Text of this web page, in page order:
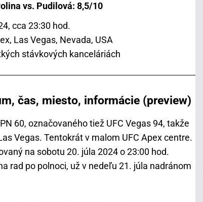
vs. Pudilová: 8,5/10
cca 23:30 hod.
Las Vegas, Nevada, USA
stávkových kanceláriách
čas, miesto, informácie (preview)
60, označovaného tiež UFC Vegas 94, takže
Vegas. Tentokrát v malom UFC Apex centre.
na sobotu 20. júla 2024 o 23:00 hod.
rad po polnoci, už v nedeľu 21. júla nadránom